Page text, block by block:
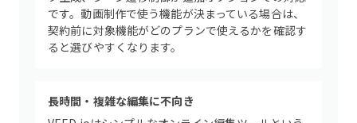
です。動画制作で使う機能が決まっている場合は、
契約前に対象機能がどのプランで使えるかを確認す
ると選びやすくなります。
長時間・複雑な編集に不向き